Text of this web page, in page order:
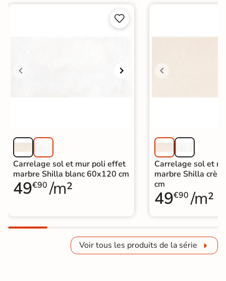


Carrelage sol et mur poli effet
marbre Shilla blanc 60x120 cm
49€90 /m²
Carrelage sol et
marbre Shilla
cm
49€90 /m²
Voir tous les produits de la série